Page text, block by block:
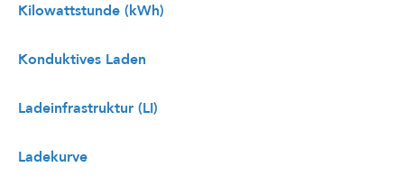
Kilowattstunde (kWh)
Konduktives Laden
Ladeinfrastruktur (LI)
Ladekurve